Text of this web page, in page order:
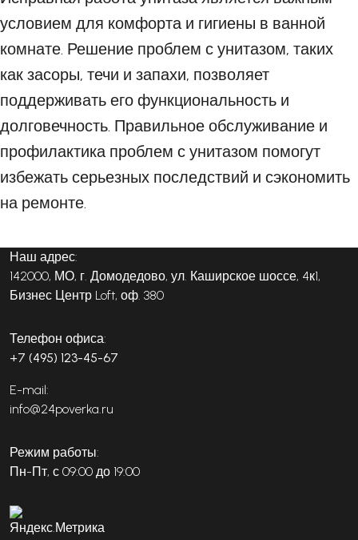
условием для комфорта и гигиены в ванной
комнате. Решение проблем с унитазом, таких
как засоры, течи и запахи, позволяет
поддерживать его функциональность и
долговечность. Правильное обслуживание и
профилактика проблем с унитазом помогут
избежать серьезных последствий и сэкономить
на ремонте.
Наш адрес:
142000, МО, г. Домодедово, ул. Каширское шоссе, 4к1,
Бизнес Центр Loft, оф. 380
Телефон офиса:
+7 (495) 123-45-67
E-mail:
info@24poverka.ru
Режим работы:
Пн-Пт, с 09:00 до 19:00